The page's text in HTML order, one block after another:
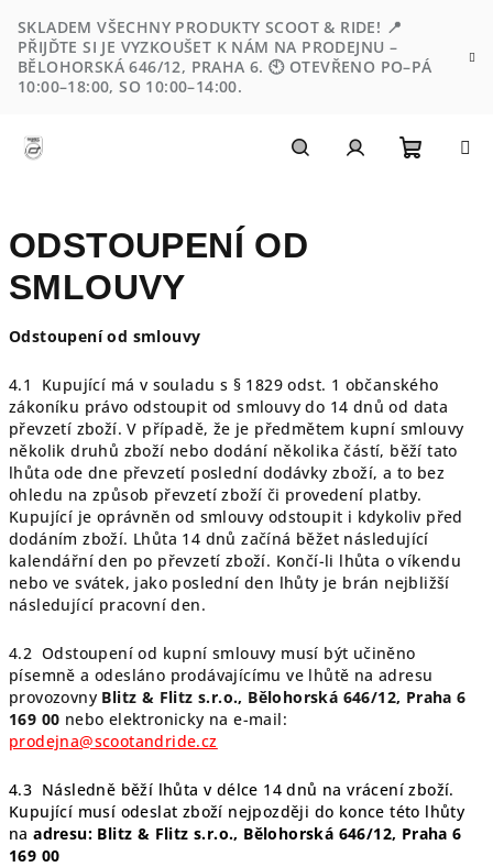
na
obsah
SKLADEM VŠECHNY PRODUKTY SCOOT & RIDE! 📍
PŘIJĎTE SI JE VYZKOUŠET K NÁM NA PRODEJNU –
BĚLOHORSKÁ 646/12, PRAHA 6. 🕙 OTEVŘENO PO–PÁ
10:00–18:00, SO 10:00–14:00.
ODSTOUPENÍ OD
SMLOUVY
Odstoupení od smlouvy
4.1 Kupující má v souladu s § 1829 odst. 1 občanského
zákoníku právo odstoupit od smlouvy do 14 dnů od data
převzetí zboží. V případě, že je předmětem kupní smlouvy
několik druhů zboží nebo dodání několika částí, běží tato
lhůta ode dne převzetí poslední dodávky zboží, a to bez
ohledu na způsob převzetí zboží či provedení platby.
Kupující je oprávněn od smlouvy odstoupit i kdykoliv před
dodáním zboží. Lhůta 14 dnů začíná běžet následující
kalendářní den po převzetí zboží. Končí-li lhůta o víkendu
nebo ve svátek, jako poslední den lhůty je brán nejbližší
následující pracovní den.
4.2 Odstoupení od kupní smlouvy musí být učiněno
písemně a odesláno prodávajícímu ve lhůtě na adresu
provozovny Blitz & Flitz s.r.o., Bělohorská 646/12, Praha 6
169 00 nebo elektronicky na e-mail:
prodejna@scootandride.cz
4.3 Následně běží lhůta v délce 14 dnů na vrácení zboží.
Kupující musí odeslat zboží nejpozději do konce této lhůty
naadresu: Blitz & Flitz s.r.o., Bělohorská 646/12, Praha 6
169 00